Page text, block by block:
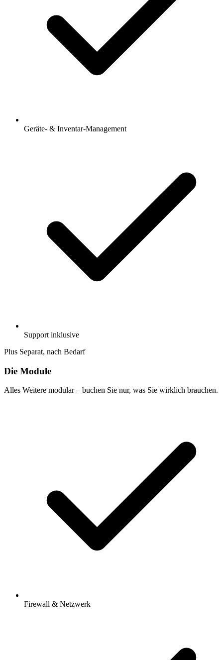
Geräte- & Inventar-Management
Support inklusive
Plus Separat, nach Bedarf
Die Module
Alles Weitere modular – buchen Sie nur, was Sie wirklich brauchen.
Firewall & Netzwerk